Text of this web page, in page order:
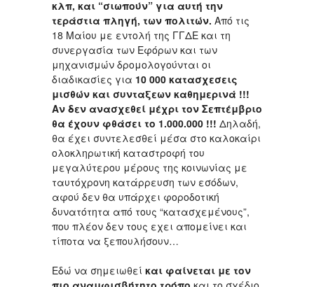
κλπ, και “σιωπούν” για αυτή την
τεράστια πληγή, των πολιτών. Από τις
18 Μαίου με εντολή της ΓΓΔΕ και τη
συνεργασία των Εφόρων και των
μηχανισμών δρομολογούνται οι
διαδικασίες για 10 000 κατασχεσεις
μισθών και συνταξεων καθημερινά !!!
Αν δεν ανασχεθεί μέχρι τον Σεπτέμβριο
θα έχουν φθάσει το 1.000.000 !!! Δηλαδή,
θα έχει συντελεσθεί μέσα στο καλοκαίρι
ολοκληρωτική καταστροφή του
μεγαλύτερου μέρους της κοινωνίας με
ταυτόχρονη κατάρρευση των εσόδων,
αφού δεν θα υπάρχει φοροδοτική
δυνατότητα από τους “κατασχεμένους”,
που πλέον δεν τους εχει απομείνει και
τίποτα να ξεπουλήσουν…
Εδώ να σημειωθεί και φαίνεται με τον